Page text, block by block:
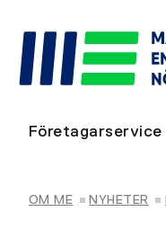
Företagarservice
OM ME NYHETER